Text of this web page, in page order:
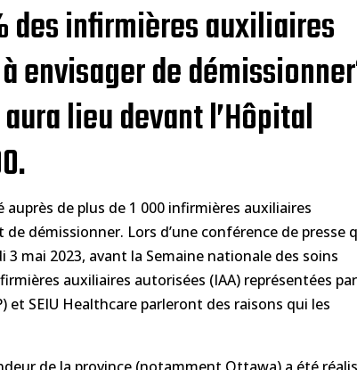
des infirmières auxiliaires
envisager de
lieu devant l’Hôpital
auprès de plus de 1 000 infirmières auxiliaires
démissionner. Lors d’une conférence de presse
mai 2023, avant la Semaine nationale des soins
auxiliaires autorisées (IAA) représentées
et SEIU Healthcare parleront des raisons qui les